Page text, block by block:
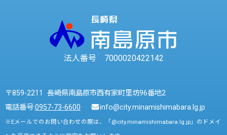
法人番号 7000020422142
〒859-2211 長崎県南島原市西有家町里坊96番地2
電話番号:0957-73-6600 info@city.minamishimabara.lg.jp
※Eメールでのお問い合わせの際は、「@city.minamishimabara.lg.jp」のドメイ